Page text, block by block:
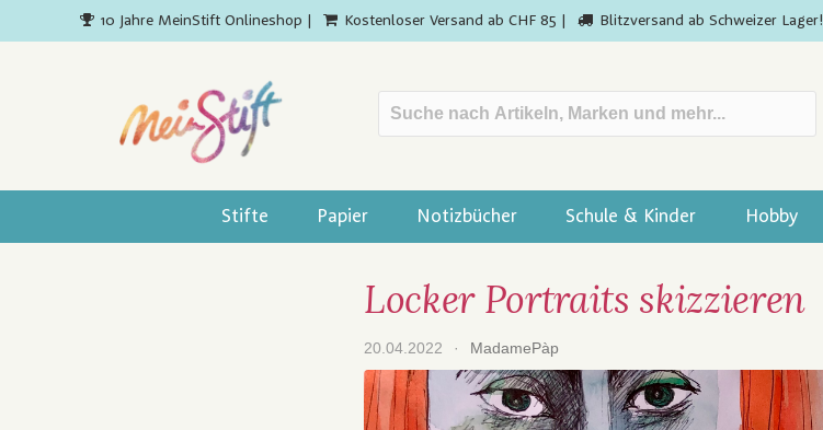
10 Jahre MeinStift Onlineshop | Kostenloser Versand ab CHF 85 | Blitzversand ab Schweizer Lager!
Stifte Papier Notizbücher Schule & Kinder Hobby
Locker Portraits skizzieren
20.04.2022 · MadamePàp